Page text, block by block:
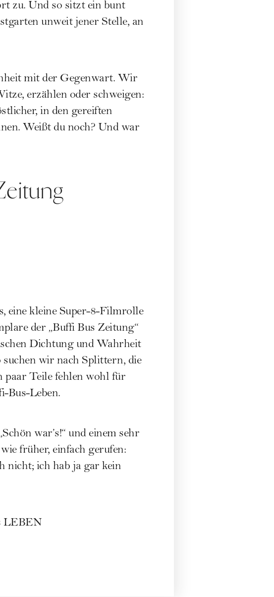
zu. Und so sitzt ein bunt
unweit jener Stelle, an
mit der Gegenwart. Wir
erzählen oder schweigen:
in den gereiften
Weißt du noch? Und war
eine kleine Super-8-Filmrolle
der „Buffi Bus Zeitung“
Dichtung und Wahrheit
wir nach Splittern, die
paar Teile fehlen wohl für
Bus-Leben.
war’s!“ und einem sehr
früher, einfach gerufen:
nicht; ich hab ja gar kein
LEBEN